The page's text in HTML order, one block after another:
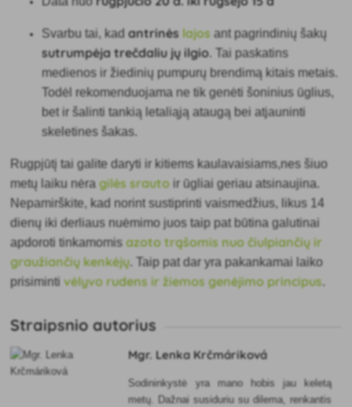
Svarbu tai, kadantrinėslajos ant pagrindinių šakų
sutrumpėja trečdaliu jų ilgio. Tai paskatins
medienos ir žiedinių pumpurų brendimą kitais metais.
Todėl rekomenduojama ne tik genėti šoninius ūglius,
bet ir šalinti tankią letaliąją ataugą bei atjauninti
skeletines šakas.
Rugpjūtį tai galite daryti ir kitiems kaulavaisiams,nesšiuo
metų laiku nėragilės srauto ir ūgliai geriau atsinaujina.
Nepamirškite, kad norint sustiprinti vaismedžius, likus 14
dienų iki derliaus nuėmimo juos taip pat būtina galutinai
apdoroti tinkamomisazoto trąšomis nuo čiulpiančių ir
graužiančių kenkėjų. Taip pat dar yra pakankamai laiko
prisimintivėlyvo rudens ir žiemos genėjimo principus.
Straipsnio autorius
Mgr. Lenka Krčmáriková
Sodininkystė yra mano hobis jau keletą
metų. Dažnai susiduriu su dilema, renkantis